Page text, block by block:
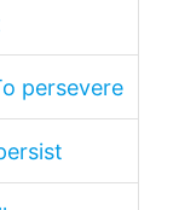
persevere